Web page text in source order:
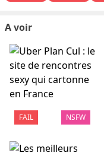
A voir
FAIL NSFW